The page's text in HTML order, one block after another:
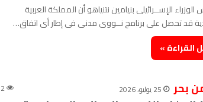
الإســرائيلى بنيامين نتنياهو أن المملكة العربية
قد تحصل على برنامج نــووى مدنى فى إطار أى اتفاق…
القراءة »
بحر 25 يوليو، 2026 2